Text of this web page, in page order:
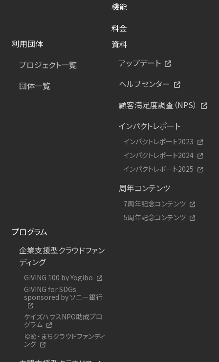
機能
料金
利用団体
プロジェクト一覧
団体一覧
資料
アップデート
ヘルプセンター
顧客満足度調査（NPS）
インパクトレポート
インパクトレポート2023
インパクトレポート2024
インパクトレポート2025
周年コンテンツ
7周年記念コンテンツ
5周年記念コンテンツ
プログラム
企業支援型クラウドファン
ディング
GIVING 100 by Yogibo
GIVING for SDGs
sponsored by ソニー銀行
ケイズハウスNPO助成プロ
グラム
ゆめ・まちクラウドファンディ
ング